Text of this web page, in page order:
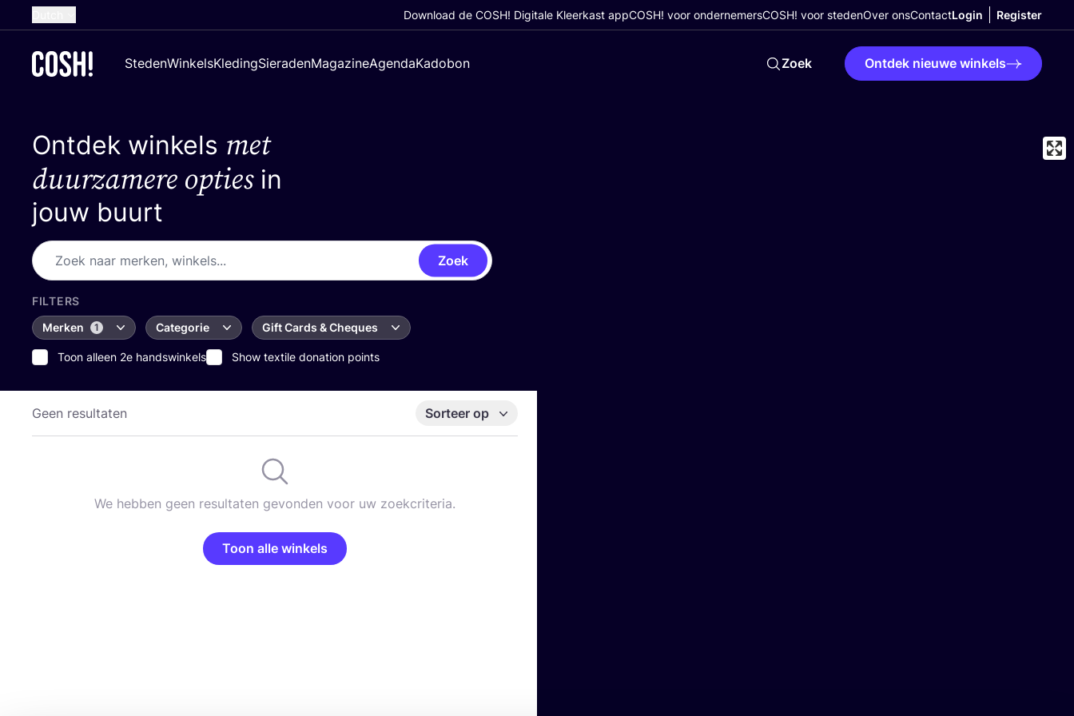
French
German
Croatian
Download de COSH! Digitale Kleerkast appCOSH! voor ondernemersCOSH! voor stedenOver onsContactLogin Register
StedenWinkelsKledingSieradenMagazineAgendaKadobon Zoek Ontdek nieuwe winkels
Ontdek winkels met
duurzamere optiesin
jouw buurt
Zoek
FILTERS
Merken
1 Categorie Gift Cards & Cheques
Toon alleen 2e handswinkels Show textile donation points
Geen resultaten Sorteer op
We hebben geen resultaten gevonden voor uw zoekcriteria.
Toon alle winkels